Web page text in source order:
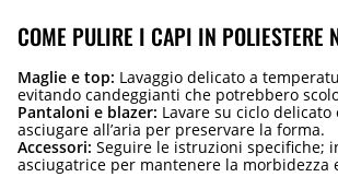
COME PULIRE I CAPI IN POLIESTERE
Maglie e top: Lavaggio delicato a
evitando candeggianti che potrebbero
Pantaloni e blazer: Lavare su ciclo delicato
asciugare all’aria per preservare la forma.
Accessori: Seguire le istruzioni specifiche;
asciugatrice per mantenere la morbidezza